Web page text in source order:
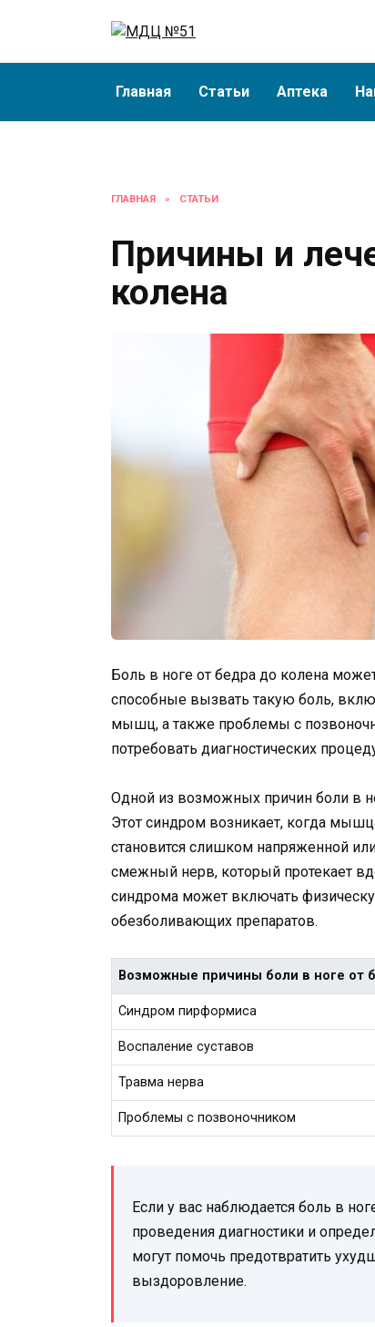
Главная Статьи Аптека
ГЛАВНАЯ » СТАТЬИ
Причины и
колена
Боль в ноге от бедра до колена
способные вызвать такую боль,
мышц, а также проблемы с
потребовать диагностических
Одной из возможных причин боли в
Этот синдром возникает, когда
становится слишком напряженной
смежный нерв, который протекает
синдрома может включать
обезболивающих препаратов.
Возможные причины боли в ноге от
Синдром пирформиса
Воспаление суставов
Травма нерва
Проблемы с позвоночником
Если у вас наблюдается боль в
проведения диагностики и
могут помочь предотвратить
выздоровление.